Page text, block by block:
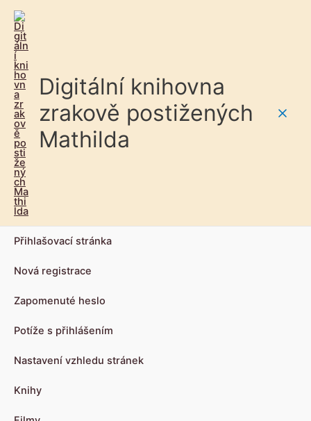
Digitální knihovna
zrakově postižených
Mathilda
Přihlašovací stránka
Nová registrace
Zapomenuté heslo
Potíže s přihlášením
Nastavení vzhledu stránek
Knihy